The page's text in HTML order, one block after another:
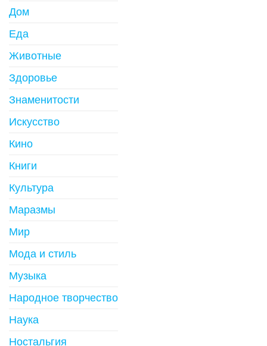
Дом
Еда
Животные
Здоровье
Знаменитости
Искусство
Кино
Книги
Культура
Маразмы
Мир
Мода и стиль
Музыка
Народное творчество
Наука
Ностальгия